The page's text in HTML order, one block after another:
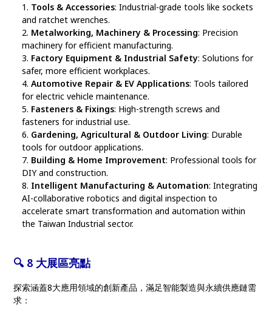
Tools & Accessories: Industrial-grade tools like sockets
and ratchet wrenches.
Metalworking, Machinery & Processing: Precision
machinery for efficient manufacturing.
Factory Equipment & Industrial Safety: Solutions for
safer, more efficient workplaces.
Automotive Repair & EV Applications: Tools tailored
for electric vehicle maintenance.
Fasteners & Fixings: High-strength screws and
fasteners for industrial use.
Gardening, Agricultural & Outdoor Living: Durable
tools for outdoor applications.
Building & Home Improvement: Professional tools for
DIY and construction.
Intelligent Manufacturing & Automation: Integrating
AI-collaborative robotics and digital inspection to
accelerate smart transformation and automation within
the Taiwan Industrial sector.
🔍 8 大展區亮點
探索涵蓋8大應用領域的創新產品，滿足智能製造與永續供應鏈需
求：